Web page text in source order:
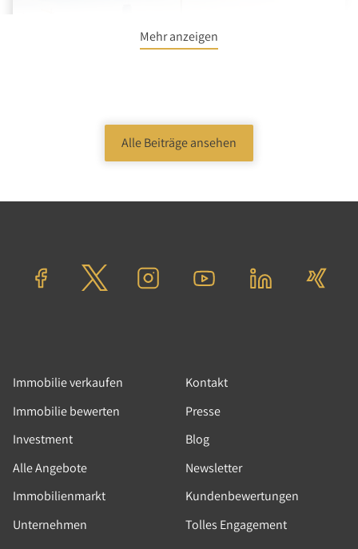
15.10.2024|News|Einzelhandel, Mehrfamilienhaus,
Immobilienmarkt, Immobilienpreise
Seit Frühjahr 2024 steigt die
Investorennachfrage nach Immobilien wieder.
Das gilt besonders für den Wohnungsbereich.
Parameter wie steigende Mieten, ausbleibender
Neubau, Bevölkerungswachstum und gute
Wirtschaftsdaten ziehen nachhaltig Investoren
an.
Mehr anzeigen
Alle Beiträge ansehen
Immobilie verkaufen
Immobilie bewerten
Investment
Alle Angebote
Immobilienmarkt
Unternehmen
Kontakt
Presse
Blog
Newsletter
Kundenbewertungen
Tolles Engagement